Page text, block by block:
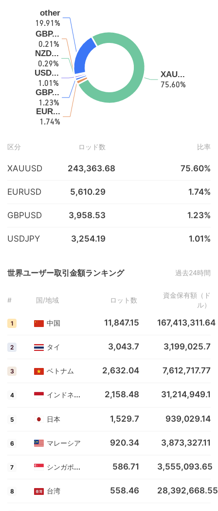
区分 ロッド数 比率
XAUUSD 243,363.68 75.60%
EURUSD 5,610.29 1.74%
GBPUSD 3,958.53 1.23%
USDJPY 3,254.19 1.01%
世界ユーザー取引金額ランキング 過去24時間
# 国/地域 ロット数
資金保有額（ド
ル）
1 中国 11,847.15 167,413,311.64
2 タイ 3,043.7 3,199,025.7
3 ベトナム 2,632.04 7,612,717.77
4 インドネシア 2,158.48 31,214,949.1
5 日本 1,529.7 939,029.14
6 マレーシア 920.34 3,873,327.11
7 シンガポール 586.71 3,555,093.65
8 台湾 558.46 28,392,668.55